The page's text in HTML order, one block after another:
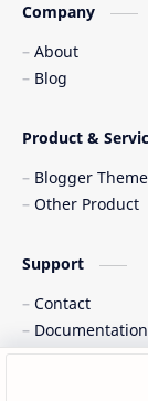
Company
About
Blog
Product &
Blogger Theme
Other Product
Support
Contact
Documentation